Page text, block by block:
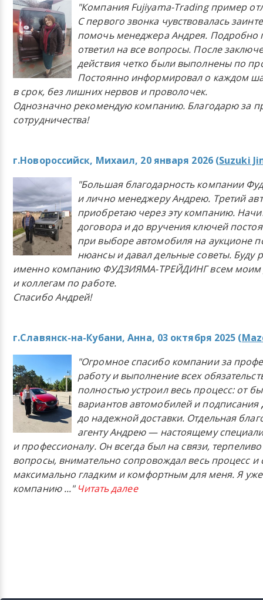
"Компания Fujiyama-Trading пример
С первого звонка чувствовалась
помочь менеджера Андрея. Подробно
ответил на все вопросы. После
действия четко были выполнены по
Постоянно информировал о каждом
в срок, без лишних нервов и проволочек.
Однозначно рекомендую компанию. Благодарю за
сотрудничества!
г.Новороссийск, Михаил, 20 января 2026 (Suzuki
"Большая благодарность компании
и лично менеджеру Андрею. Третий
приобретаю через эту компанию.
договора и до вручения ключей
при выборе автомобиля на аукционе
нюансы и давал дельные советы. Буду
именно компанию ФУДЗИЯМА-ТРЕЙДИНГ всем моим
и коллегам по работе.
Спасибо Андрей!
г.Славянск-на-Кубани, Анна, 03 октября 2025 (
"Огромное спасибо компании за
работу и выполнение всех
полностью устроил весь процесс: от
вариантов автомобилей и подписания
до надежной доставки. Отдельная
агенту Андрею — настоящему
и профессионалу. Он всегда был на связи,
вопросы, внимательно сопровождал весь процесс и
максимально гладким и комфортным для меня. Я
компанию..." Читать далее